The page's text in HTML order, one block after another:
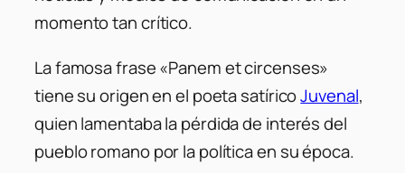
momento tan crítico.
La famosa frase «Panem et circenses»
tiene su origen en el poeta satíricoJuvenal,
quien lamentaba la pérdida de interés del
pueblo romano por la política en su época.